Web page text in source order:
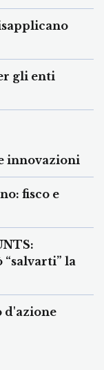
gli enti
innovazioni
fisco e
la
d'azione